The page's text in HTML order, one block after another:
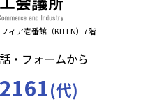
ィア壱番館（KITEN）7階
・フォームから
(代)